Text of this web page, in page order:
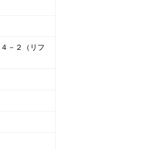
－２（リフ